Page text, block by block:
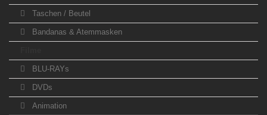
Taschen / Beutel
Bandanas & Atemmasken
BLU-RAYs
DVDs
Animation